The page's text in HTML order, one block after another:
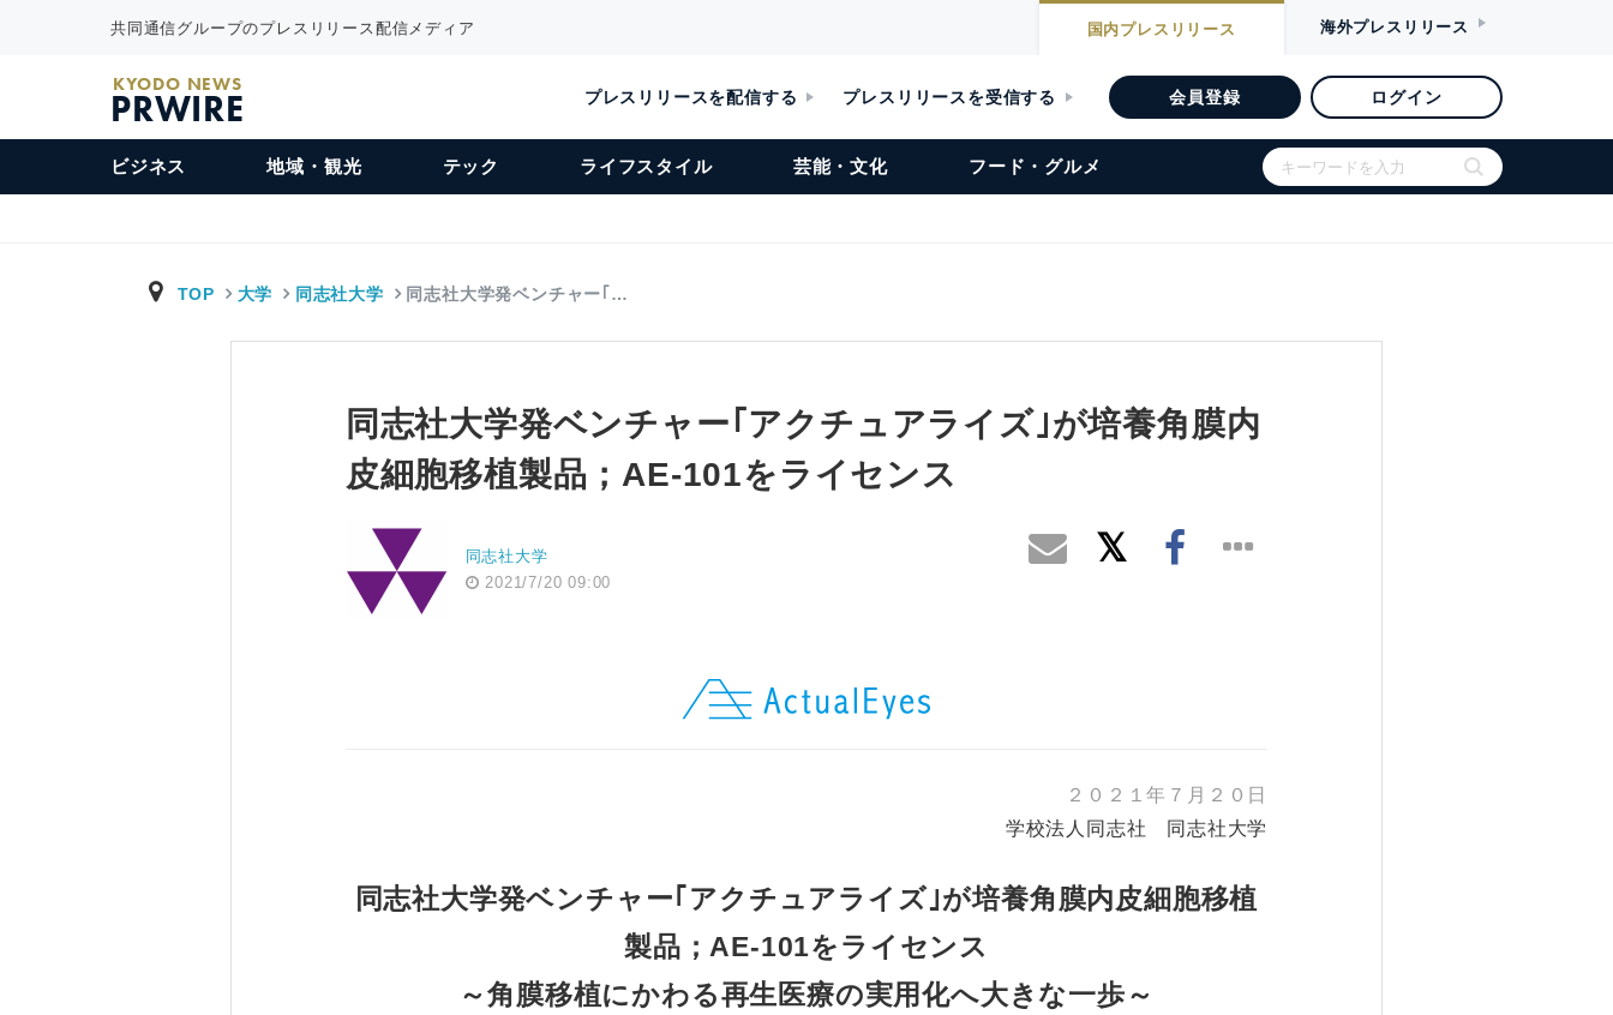
共同通信グループのプレスリリース配信メディア 国内プレスリリース 海外プレスリリース
KYODO NEWS
PRWIRE プレスリリースを配信する プレスリリースを受信する 会員登録 ログイン
ビジネス 地域・観光 テック ライフスタイル 芸能・文化 フード・グルメ
TOP 大学 同志社大学 同志社大学発ベンチャー｢…
同志社大学発ベンチャー｢アクチュアライズ｣が培養角膜内
皮細胞移植製品；AE-101をライセンス
同志社大学
2021/7/20 09:00
２０２１年７月２０日
学校法人同志社 同志社大学
同志社大学発ベンチャー｢アクチュアライズ｣が培養角膜内皮細胞移植
製品；AE-101をライセンス
～角膜移植にかわる再生医療の実用化へ大きな一歩～